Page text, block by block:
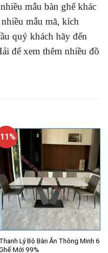
mẫu bàn ghế khác
mẫu mã, kích
quý khách hãy đến
để xem thêm nhiều đồ
Thanh Lý Bộ Bàn Ăn Thông Minh 6
Mới 99%